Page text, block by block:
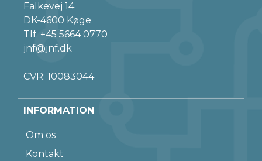
Falkevej 14
DK-4600 Køge
Tlf. +45 5664 0770
jnf@jnf.dk
CVR: 10083044
INFORMATION
Om os
Kontakt